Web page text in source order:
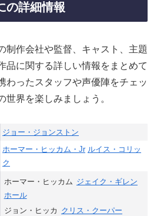
の詳細情報
制作会社や監督、キャスト、主題
品に関する詳しい情報をまとめて
わったスタッフや声優陣をチェッ
世界を楽しみましょう。
ジョー・ジョンストン
ホーマー・ヒッカム・Jr ルイス・コリッ
ク
ホーマー・ヒッカム ジェイク・ギレン
ホール
ジョン・ヒッカ クリス・クーパー